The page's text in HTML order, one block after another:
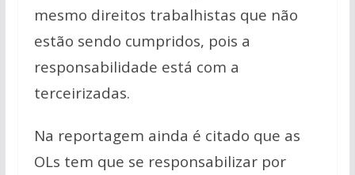
mesmo direitos trabalhistas que não
estão sendo cumpridos, pois a
responsabilidade está com a
terceirizadas.
Na reportagem ainda é citado que as
OLs tem que se responsabilizar por